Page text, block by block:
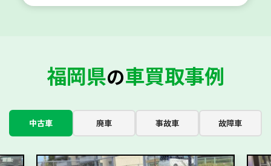
福岡県の車買取事例
中古車 廃車 事故車 故障車